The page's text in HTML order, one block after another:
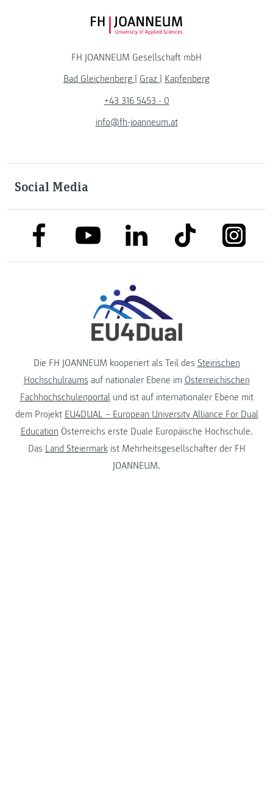
FH JOANNEUM Logo
FH JOANNEUM Gesellschaft mbH
Bad Gleichenberg
Graz
Kapfenberg
+43 316 5453 - 0
info@fh-joanneum.at
Social Media
link to facebooklink to youtubelink to linkedinlink to tiktok
Die FH JOANNEUM kooperiert als Teil des Steirischen
Hochschulraums auf nationaler Ebene im Österreichischen
Fachhochschulenportalund ist auf internationaler Ebene mit
dem Projekt EU4DUAL – European University Alliance For Dual
Education Österreichs erste Duale Europäische Hochschule.
Das Land Steiermarkist Mehrheitsgesellschafter der FH
JOANNEUM.